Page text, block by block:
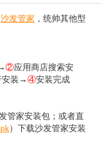
沙发管家 ，统帅其他型
②应用商店搜索安
安装→ ④安装完成
管家安装包；或者直
） 下载沙发管家安装